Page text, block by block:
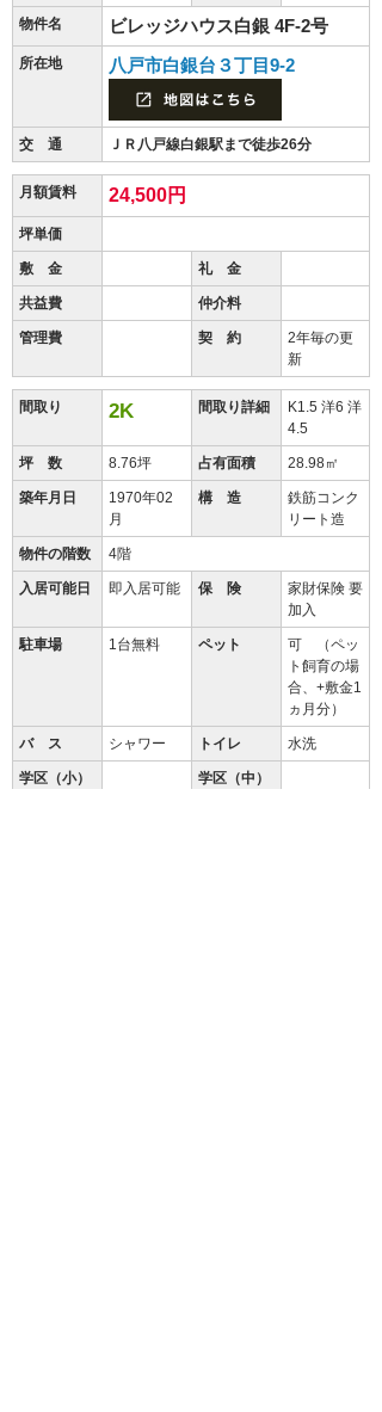
物件名 ビレッジハウス白銀 4F-2号
所在地 八戸市白銀台３丁目9-2
交 通 ＪＲ八戸線白銀駅まで徒歩26分
月額賃料 24,500円
坪単価
敷 金 礼 金
共益費 仲介料
管理費 契 約
2年毎の更
新
間取り 2K 間取り詳細
K1.5 洋6 洋
4.5
坪 数 8.76坪 占有面積 28.98㎡
築年月日
1970年02
月
構 造
鉄筋コンク
リート造
物件の階数 4階
入居可能日 即入居可能 保 険
家財保険 要
加入
駐車場 1台無料 ペット
可 （ペッ
ト飼育の場
合、+敷金1
ヵ月分）
バ ス シャワー トイレ 水洗
学区（小） 学区（中）